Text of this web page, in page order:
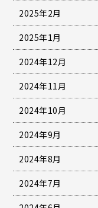
2025年2月
2025年1月
2024年12月
2024年11月
2024年10月
2024年9月
2024年8月
2024年7月